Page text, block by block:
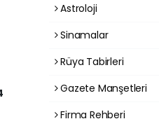
Astroloji
Sinamalar
Rüya Tabirleri
Gazete Manşetleri
Firma Rehberi